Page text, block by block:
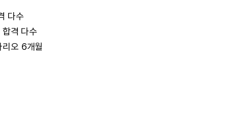
다수
격 다수
오 6개월